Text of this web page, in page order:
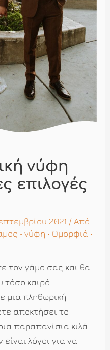
νύφη
επιλογές
2021 / Από
•νύφη • Ομορφιά •
τον γάμο σας και θα
καιρό
μια πληθωρική
αποκτήσει το
παραπανίσια κιλά
λόγοι για να